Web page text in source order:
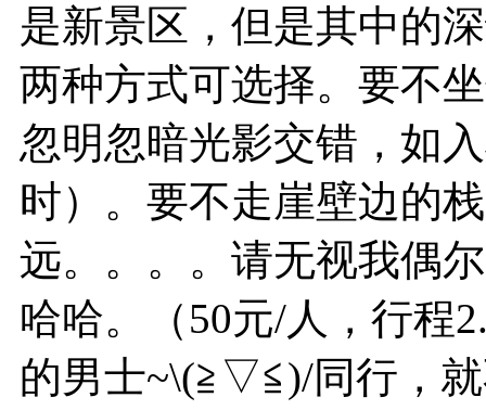
是新景区，但是其中的
两种方式可选择。要不
忽明忽暗光影交错，如
时）。要不走崖壁边的
远。。。。请无视我偶
哈哈。（50元/人，行程
的男士~\(≧▽≦)/同行，